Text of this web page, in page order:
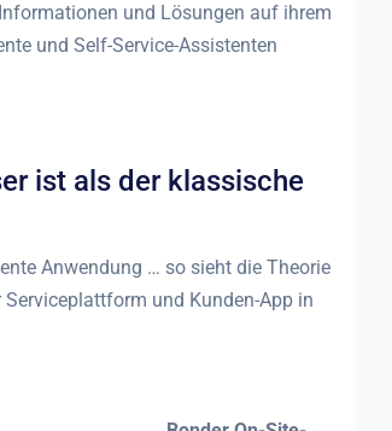
und Lösungen auf ihrem
und Self-Service-Assistenten
ist als der klassische
Anwendung … so sieht die Theorie
und Kunden-App in